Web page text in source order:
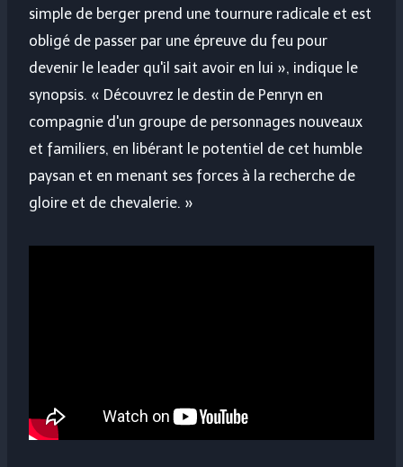
simple de berger prend une tournure radicale et est
obligé de passer par une épreuve du feu pour
devenir le leader qu'il sait avoir en lui », indique le
synopsis. « Découvrez le destin de Penryn en
compagnie d'un groupe de personnages nouveaux
et familiers, en libérant le potentiel de cet humble
paysan et en menant ses forces à la recherche de
gloire et de chevalerie. »